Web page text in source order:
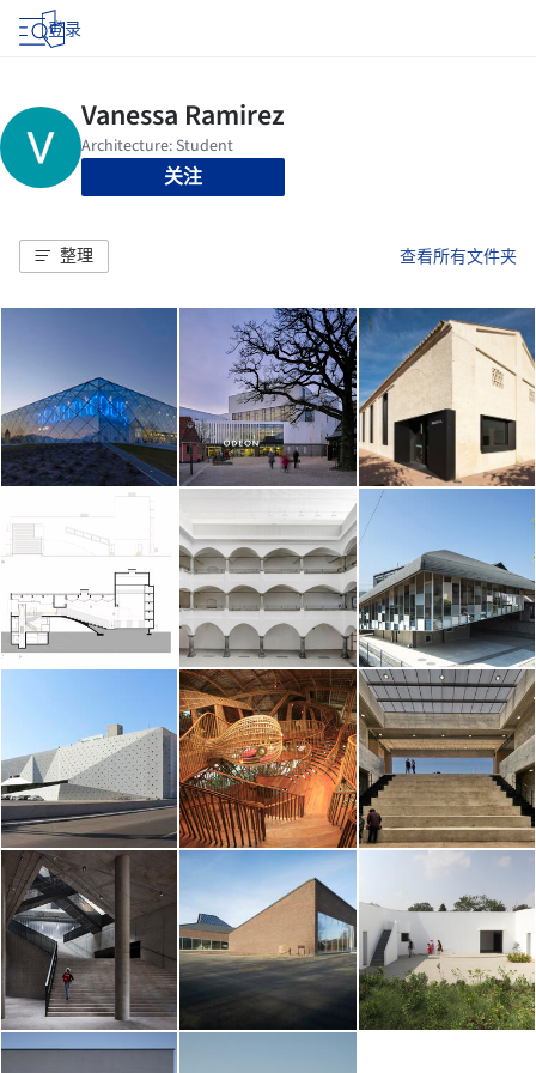
登录
关注
整理 查看所有文件夹